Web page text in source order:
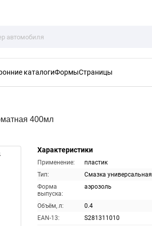
каталогиФормыСтраницы
400мл
Характеристики
Применение:
пластик
Тип:
Смазка универсальная
Форма
выпуска:
аэрозоль
Объём, л:
0.4
EAN-13:
S281311010